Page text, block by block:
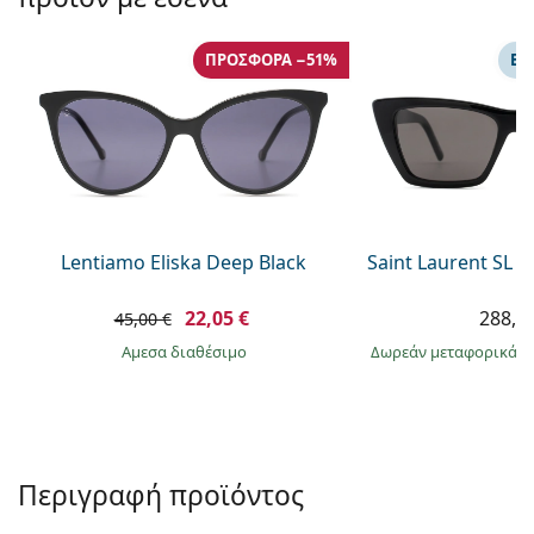
Persol
Όλες οι μάρκες
Lentiamo Eliska Deep Black
ΠΡΟΣΦΟΡΆ −51%
45,00 € 22,05 €
άμεσα διαθέσιμο
Saint Laurent SL
Δωρεάν μεταφορικά
Περιγραφή προϊόντος